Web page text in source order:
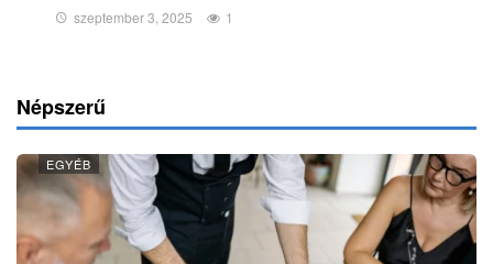
szeptember 3, 2025 1
Népszerű
EGYÉB